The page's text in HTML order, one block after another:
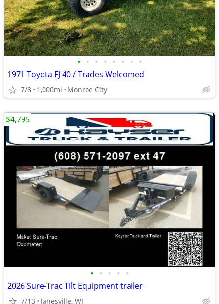
• • • • • • • •
1971 Toyota FJ 40 / Trades Welcomed
7/8 1,000mi Monroe City
• • • • •
2026 Sure-Trac Tilt Equipment trailer
7/13 Janesville, WI
$4,795